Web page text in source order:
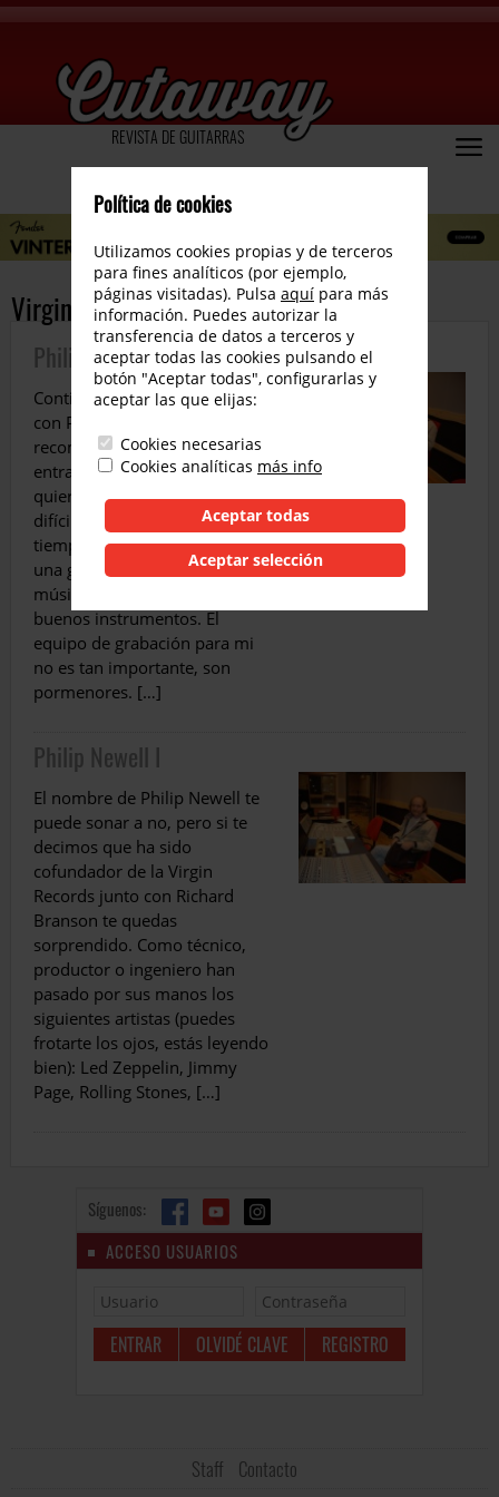
REVISTA DE GUITARRAS
Virgin Records
Philip Newell II
Continuación de la entrevista
con Philip Newell ¿Qué
recomiendas a los músicos que
entran en el estudio y que
quieren ser profesionales? Es
difícil decirlo. En todo este
tiempo nunca he podido hacer
una grabación especial sin
músicos especiales y sin
buenos instrumentos. El
equipo de grabación para mi
no es tan importante, son
pormenores. […]
Philip Newell I
El nombre de Philip Newell te
puede sonar a no, pero si te
decimos que ha sido
cofundador de la Virgin
Records junto con Richard
Branson te quedas
sorprendido. Como técnico,
productor o ingeniero han
pasado por sus manos los
siguientes artistas (puedes
frotarte los ojos, estás leyendo
bien): Led Zeppelin, Jimmy
Page, Rolling Stones, […]
Síguenos:
ACCESO USUARIOS
OLVIDÉ CLAVE REGISTRO
Staff Contacto
Política de cookies
Utilizamos cookies propias y de terceros
para fines analíticos (por ejemplo,
páginas visitadas). Pulsa aquí para más
información. Puedes autorizar la
transferencia de datos a terceros y
aceptar todas las cookies pulsando el
botón "Aceptar todas", configurarlas y
aceptar las que elijas:
Cookies necesarias
Cookies analíticas más info
Aceptar todas
Aceptar selección